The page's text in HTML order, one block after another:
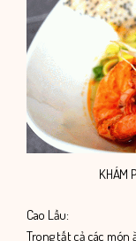
KHÁM
Cao Lầu:
Trong tất cả các món